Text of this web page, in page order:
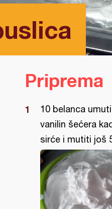
Priprema
10 belanca
vanilin šećera
sirće i mutiti još